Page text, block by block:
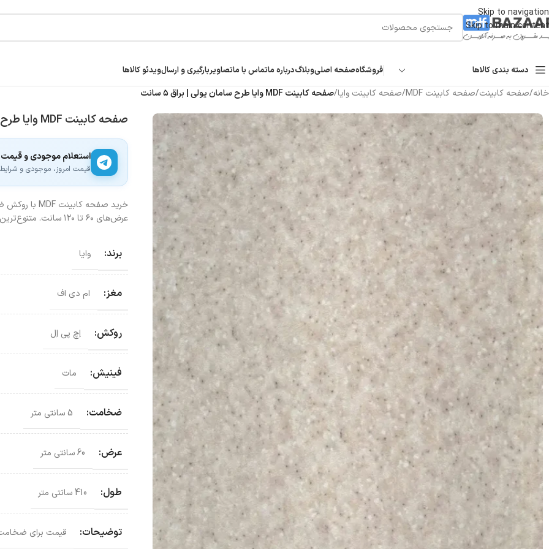
Skip to navigation
Skip to main content
دسته بندی کالاها فروشگاهصفحه اصلیوبلاگدرباره ماتماس با ماتصاویربارگیری و ارسالویدئو کالاها
خانه/صفحه کابینت/صفحه کابینت MDF /صفحه کابینت وایا/صفحه کابینت MDF وایا طرح سامان یولی | براق ۵ سانت
صفحه کابینت MDF وایا طرح سامان یولی | براق ۵ سانت
استعلام موجودی و قیمت
قیمت امروز، موجودی و شرایط
عرض‌های ۶۰ تا ۱۲۰ سانت. متنوع‌ترین طرح‌های سنگی مدرن و چوبی کلاسیک برای آشپزخانه شما.
برند: وایا
مغز: ام دی اف
روکش: اِچ پی اِل
فینیش: مات
ضخامت: 5 سانتی متر
عرض: 60 سانتی متر
طول: 410 سانتی متر
توضیحات: قیمت برای ضخامت 5 سانتی متر و عرض 60 سانتی متر